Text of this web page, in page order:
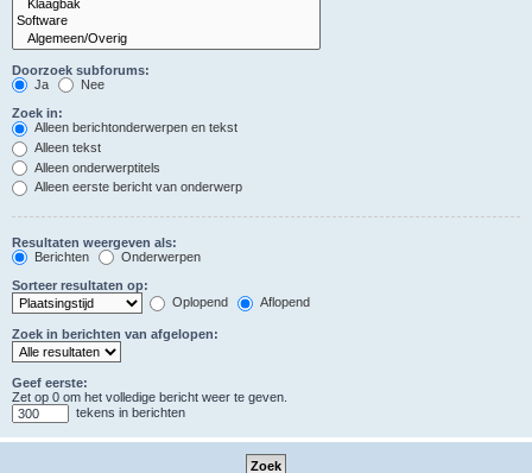
Doorzoek subforums:
Ja
Nee
Zoek in:
Alleen berichtonderwerpen en tekst
Alleen tekst
Alleen onderwerptitels
Alleen eerste bericht van onderwerp
Resultaten weergeven als:
Berichten
Onderwerpen
Sorteer resultaten op:
Oplopend
Aflopend
Zoek in berichten van afgelopen:
Geef eerste:
Zet op 0 om het volledige bericht weer te geven.
tekens in berichten